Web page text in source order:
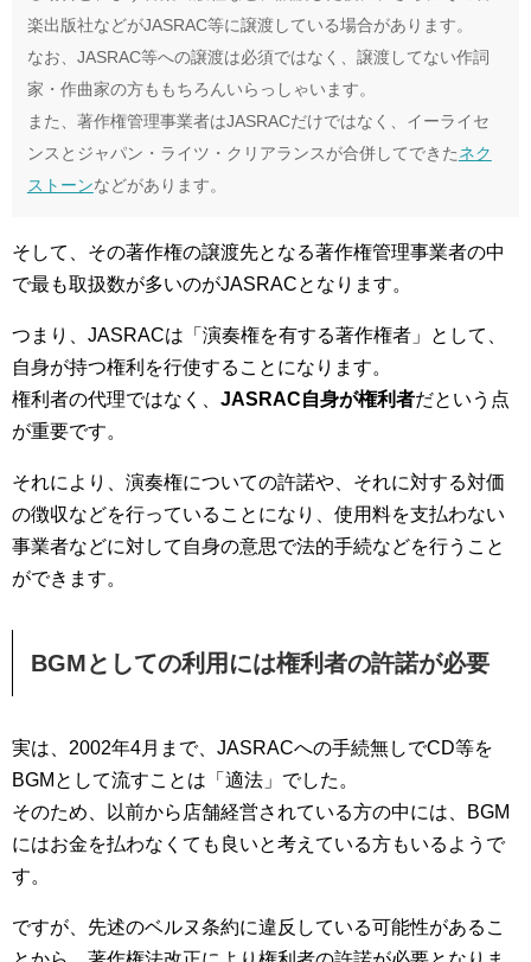
楽出版社などがJASRAC等に譲渡している場合があります。
なお、JASRAC等への譲渡は必須ではなく、譲渡してない作詞
家・作曲家の方ももちろんいらっしゃいます。
また、著作権管理事業者はJASRACだけではなく、イーライセ
ンスとジャパン・ライツ・クリアランスが合併してできたネク
ストーンなどがあります。
そして、その著作権の譲渡先となる著作権管理事業者の中
で最も取扱数が多いのがJASRACとなります。
つまり、JASRACは「演奏権を有する著作権者」として、
自身が持つ権利を行使することになります。
権利者の代理ではなく、 JASRAC自身が権利者だという点
が重要です。
それにより、演奏権についての許諾や、それに対する対価
の徴収などを行っていることになり、使用料を支払わない
事業者などに対して自身の意思で法的手続などを行うこと
ができます。
BGMとしての利用には権利者の許諾が必要
実は、2002年4月まで、JASRACへの手続無しでCD等を
BGMとして流すことは「適法」でした。
そのため、以前から店舗経営されている方の中には、BGM
にはお金を払わなくても良いと考えている方もいるようで
す。
ですが、先述のベルヌ条約に違反している可能性があるこ